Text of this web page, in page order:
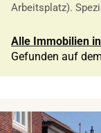
Arbeitsplatz).
Alle Immobilien
Gefunden auf